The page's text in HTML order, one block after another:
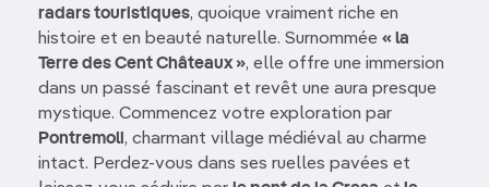
radars touristiques, quoique vraiment riche en
histoire et en beauté naturelle. Surnommée « la
Terre des Cent Châteaux », elle offre une immersion
dans un passé fascinant et revêt une aura presque
mystique. Commencez votre exploration par
Pontremoli, charmant village médiéval au charme
intact. Perdez-vous dans ses ruelles pavées et